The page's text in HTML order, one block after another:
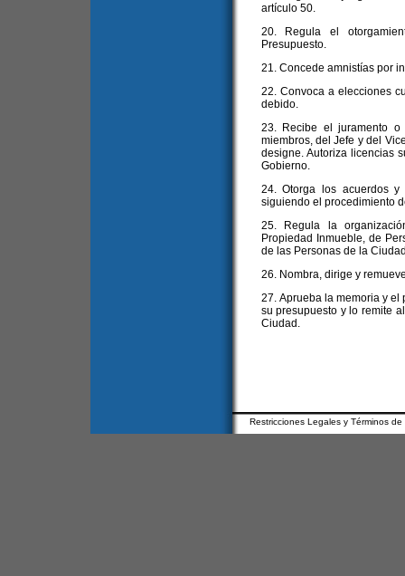
artículo 50.
20. Regula el
Presupuesto.
21. Concede amnistías por
22. Convoca a elecciones
debido.
23. Recibe el juramento
miembros, del Jefe y del
designe. Autoriza licencias
Gobierno.
24. Otorga los acuerdos y
siguiendo el procedimiento
25. Regula la
Propiedad Inmueble, de
de las Personas de la
26. Nombra, dirige y
27. Aprueba la memoria y
su presupuesto y lo remite
Ciudad.
Restricciones Legales y Términos de